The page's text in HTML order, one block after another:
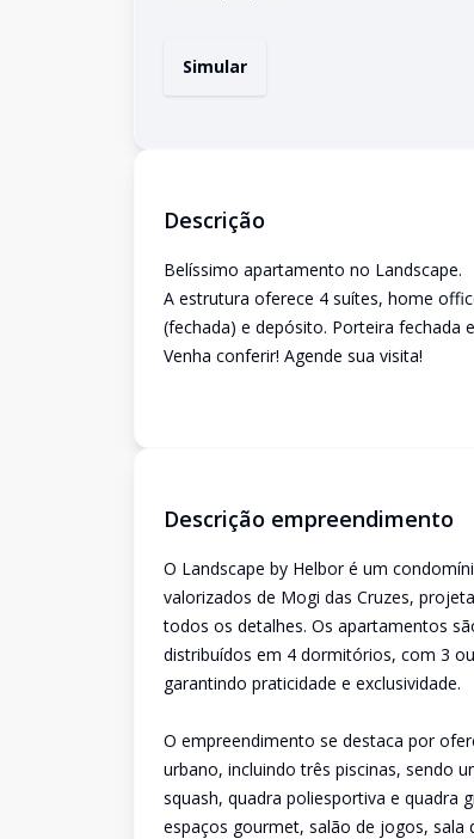
Simular
Descrição
Belíssimo apartamento no Landscape.
A estrutura oferece 4 suítes, home
(fechada) e depósito. Porteira fechada
Venha conferir! Agende sua visita!
Descrição empreendimento
O Landscape by Helbor é um
valorizados de Mogi das Cruzes,
todos os detalhes. Os apartamentos
distribuídos em 4 dormitórios, com 3
garantindo praticidade e exclusividade.
O empreendimento se destaca por
urbano, incluindo três piscinas, sendo
squash, quadra poliesportiva e quadra
espaços gourmet, salão de jogos,